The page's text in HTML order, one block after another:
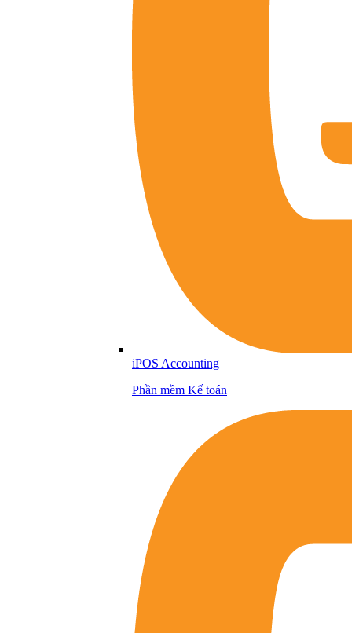
iPOS Accounting
Phần mềm Kế toán